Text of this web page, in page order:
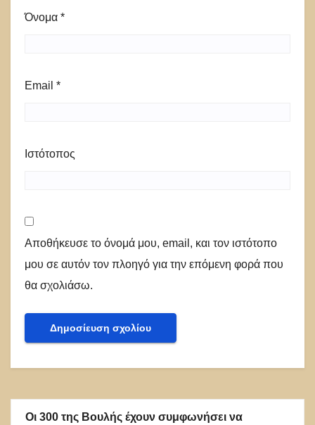
Όνομα *
Email *
Ιστότοπος
Αποθήκευσε το όνομά μου, email, και τον ιστότοπο
μου σε αυτόν τον πλοηγό για την επόμενη φορά που
θα σχολιάσω.
Οι 300 της Βουλής έχουν συμφωνήσει να